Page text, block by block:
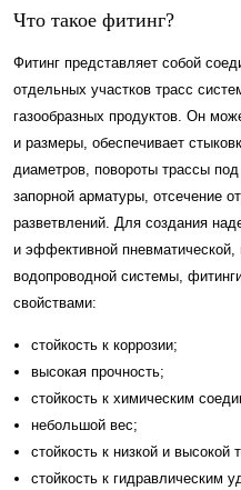
Что такое фитинг?
Фитинг представляет собой
отдельных участков трасс
газообразных продуктов. Он
и размеры, обеспечивает
диаметров, повороты трассы
запорной арматуры, отсечение
разветвлений. Для создания
и эффективной пневматической,
водопроводной системы,
свойствами:
стойкость к коррозии;
высокая прочность;
стойкость к химическим
небольшой вес;
стойкость к низкой и высокой
стойкость к гидравлическим